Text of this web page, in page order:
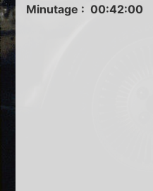
Minutage : 00:42:00